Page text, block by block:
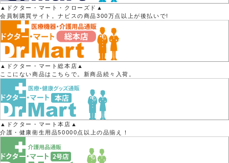
▲ドクター・マート・クローズド▲
会員制購買サイト。ナビスの商品300万点以上が後払いで!
▲ドクター・マート総本店▲
ここにない商品はこちらで。新商品続々入荷。
▲ドクター・マート本店▲
介護・健康衛生用品50000点以上の品揃え！